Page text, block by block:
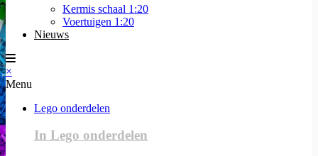
Kermis schaal 1:20
Voertuigen 1:20
Nieuws
×
Menu
Lego onderdelen
In Lego onderdelen